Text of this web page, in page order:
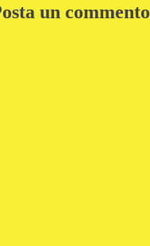
un commento